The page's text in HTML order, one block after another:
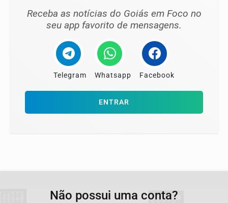
Receba as notícias do Goiás em Foco no
seu app favorito de mensagens.
Telegram Whatsapp Facebook
ENTRAR
Não possui uma conta?